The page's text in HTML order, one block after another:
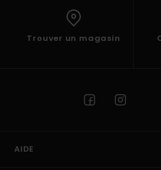
Trouver un magasin
AIDE